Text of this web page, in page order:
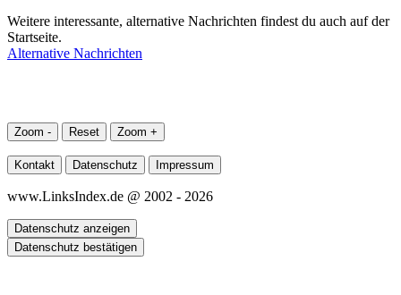
Weitere interessante, alternative Nachrichten findest du auch auf der
Startseite.
Alternative Nachrichten
Zoom - Reset Zoom +
Kontakt Datenschutz Impressum
www.LinksIndex.de @ 2002 - 2026
Datenschutz anzeigen
Datenschutz bestätigen